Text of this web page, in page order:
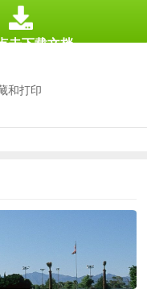
和打印
击下载文档